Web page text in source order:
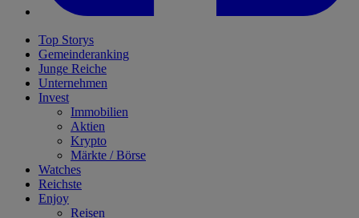
Top Storys
Gemeinderanking
Junge Reiche
Unternehmen
Invest
Immobilien
Aktien
Krypto
Märkte / Börse
Watches
Reichste
Enjoy
Reisen